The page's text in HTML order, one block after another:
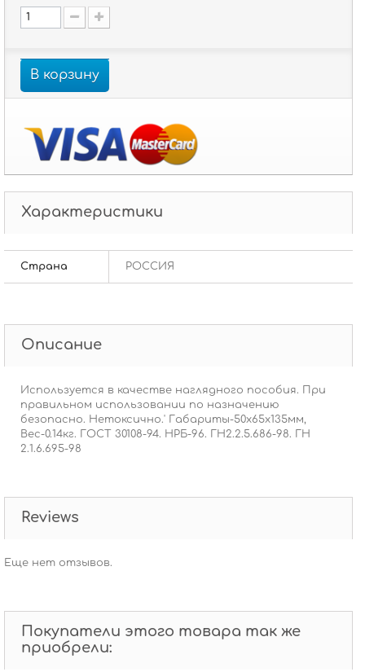
В корзину
Характеристики
Страна РОССИЯ
Описание
Используется в качестве наглядного пособия. При
правильном использовании по назначению
безопасно. Нетоксично.' Габариты-50x65x135мм,
Вес-0.14кг. ГОСТ 30108-94. НРБ-96. ГН2.2.5.686-98. ГН
2.1.6.695-98
Reviews
Еще нет отзывов.
Покупатели этого товара так же
приобрели: